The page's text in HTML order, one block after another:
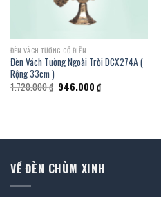
ĐÈN VÁCH TƯỜNG CỔ ĐIỂN
Đèn Vách Tường Ngoài Trời DCX274A (
Rộng 33cm )
1.720.000₫ Giá
gốc
946.000 ₫Giá
hiện
VỀ ĐÈN CHÙM XINH